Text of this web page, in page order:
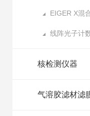
EIGER X混合
线阵光子计
核检测仪器
气溶胶滤材滤